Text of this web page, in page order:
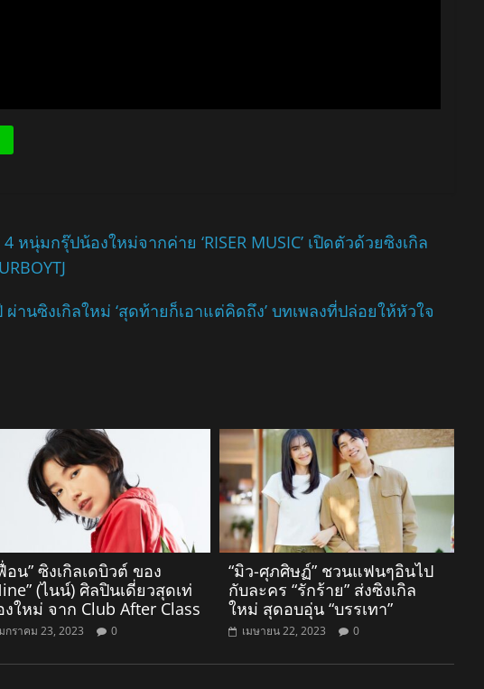
หนุ่มกรุ๊ปน้องใหม่จากค่าย ‘RISER MUSIC’ เปิดตัวด้วยซิงเกิล
ผ่านซิงเกิลใหม่ ‘สุดท้ายก็เอาแต่คิดถึง’ บทเพลงที่ปล่อยให้หัวใจ
อน” ซิงเกิลเดบิวต์ ของ
(ไนน์) ศิลปินเดี่ยวสุดเท่
งใหม่ จาก Club After Class
กราคม 23, 2023 0
“มิว-ศุภศิษฏ์” ชวนแฟนๆอินไป
กับละคร “รักร้าย” ส่งซิงเกิล
ใหม่ สุดอบอุ่น “บรรเทา”
เมษายน 22, 2023 0